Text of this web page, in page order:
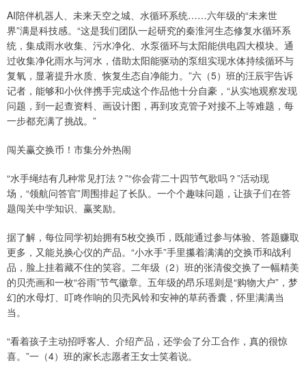
AI陪伴机器人、未来天空之城、水循环系统……六年级的“未来世
界”满是科技感。“这是我们团队一起研究的秦淮河生态修复水循环系
统，集成雨水收集、污水净化、水泵循环与太阳能供电四大模块。通
过收集净化雨水与河水，借助太阳能驱动的泵组实现水体持续循环与
复氧，显著提升水质、恢复生态自净能力。”六（5）班的汪辰宇告诉
记者，能够和小伙伴携手完成这个作品他十分自豪，“从实地观察发现
问题，到一起查资料、画设计图，再到攻克管子对接不上等难题，每
一步都充满了挑战。”
闯关赢交换币！市集分外热闹
“水手绳结有几种常见打法？”“你会背二十四节气歌吗？”活动现
场，“领航问答官”周围排起了长队。一个个趣味问题，让孩子们在答
题闯关中学知识、赢奖励。
据了解，每位同学初始拥有5枚交换币，既能通过参与体验、答题赚取
更多，又能兑换心仪的产品。“小水手”手里攥着满满的交换币和战利
品，脸上挂着藏不住的笑容。二年级（2）班的张清俊交换了一幅精美
的贝壳画和一枚“谷雨”节气徽章。五年级的昂乐瑶则是“购物大户”，梦
幻的水母灯、叮咚作响的贝壳风铃和安神的草药香囊，怀里满满当
当。
“看着孩子主动招呼客人、介绍产品，还学会了分工合作，真的很惊
喜。”一（4）班的家长志愿者王女士笑着说。